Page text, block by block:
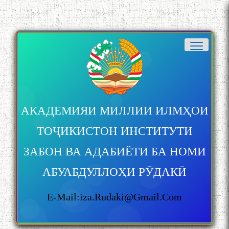
АКАДЕМИЯИ МИЛЛИИ ИЛМҲОИ
ТОҶИКИСТОН ИНСТИТУТИ
ЗАБОН ВА АДАБИЁТИ БА НОМИ
АБУАБДУЛЛОҲИ РӮДАКӢ
E-Mail:iza.rudaki@gmail.com